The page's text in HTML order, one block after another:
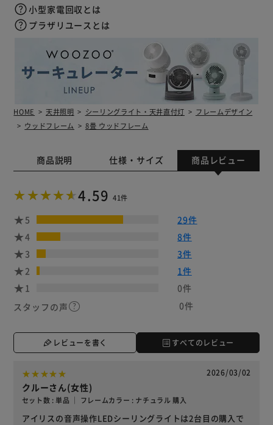
小型家電回収とは
プラザリユースとは
HOME 天井照明 シーリングライト・天井直付灯
フレームデザイン
ウッドフレーム
8畳 ウッドフレーム
商品説明 仕様・サイズ 商品レビュー
4.59 41件
5
29件
4
8件
3
3件
2
1件
1
0件
スタッフの声
0件
レビューを書く すべてのレビュー
2026/03/02
クルーさん(女性)
セット数 : 単品 ｜ フレームカラー : ナチュラル 購入
アイリスの音声操作LEDシーリングライトは2台目の購入で